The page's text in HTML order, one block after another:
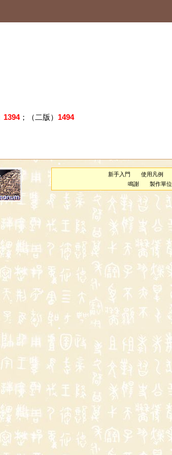
1394；（二版） 1494
新手入門 使用凡例
鳴謝
製作單位